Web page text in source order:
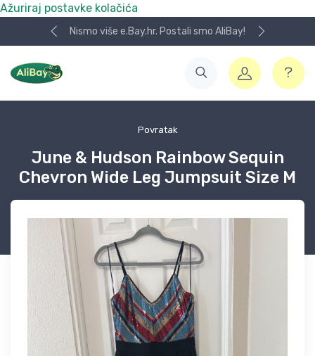
Ažuriraj postavke kolačića
Nismo više e.Bay.hr. Postali smo AliBay!
Povratak
June & Hudson Rainbow Sequin
Chevron Wide Leg Jumpsuit Size M